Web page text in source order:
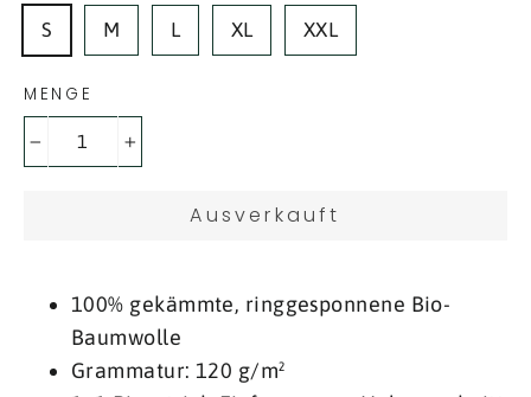
S M L XL XXL
MENGE
Ausverkauft
100% gekämmte, ringgesponnene Bio-
Baumwolle
Grammatur: 120 g/m²